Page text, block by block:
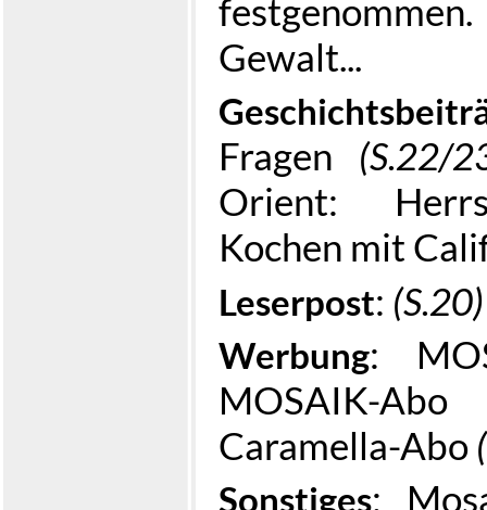
Gewalt...
Fragen (S.22/
Orient:
Kochen mit
Leserpost: (S.20)
Werbung:
MOSAIK-
Caramella-Abo
Sonstiges: